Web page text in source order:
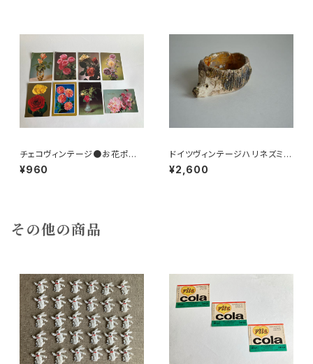
チェコヴィンテージ●お花ポスト
カード8枚組
¥960
ドイツヴィンテージハリネズミの
小皿a
¥2,600
その他の商品